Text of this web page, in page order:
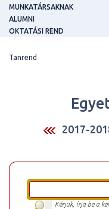
MUNKATÁRSAKNAK
ALUMNI
OKTATÁSI REND
Tanrend
2017-
Kérjük, írja be a